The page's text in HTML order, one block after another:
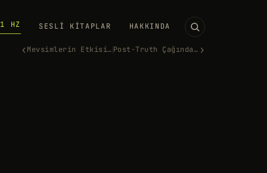
HZ SESLI KITAPLAR HAKKINDA
‹ Mevsimlerin Etkisi: Bahar Ned… Post-Truth Çağında Doğru Bilg… ›